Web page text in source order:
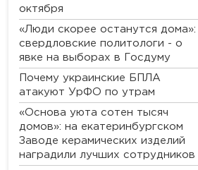
октября
«Люди скорее останутся дома»:
свердловские политологи - о
явке на выборах в Госдуму
Почему украинские БПЛА
атакуют УрФО по утрам
«Основа уюта сотен тысяч
домов»: на екатеринбургском
Заводе керамических изделий
наградили лучших сотрудников